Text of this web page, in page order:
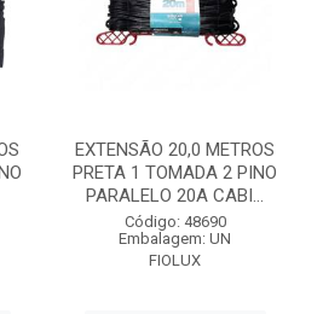
EXTENSÃO 20,0 METROS
PRETA 1 TOMADA 2 PINO
PARALELO 20A CABI...
Código: 48690
Embalagem: UN
FIOLUX